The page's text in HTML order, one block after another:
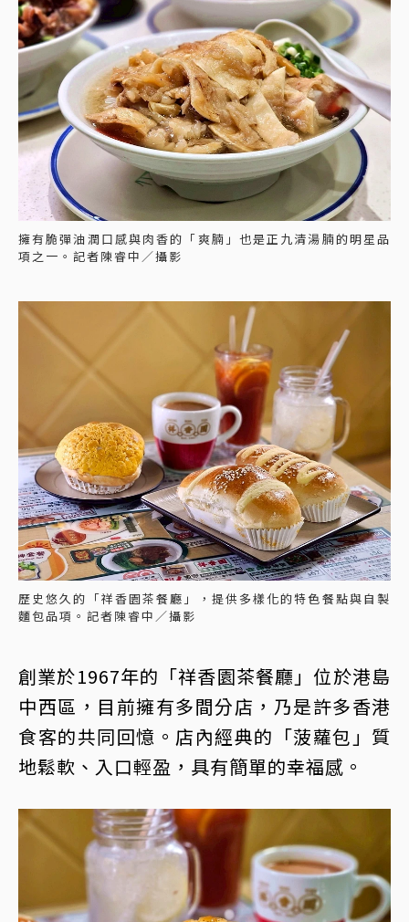
擁有脆彈油潤口感與肉香的「爽腩」也是正九清湯腩的明星品
項之一。記者陳睿中／攝影
歷史悠久的「祥香園茶餐廳」，提供多樣化的特色餐點與自製
麵包品項。記者陳睿中／攝影
創業於1967年的「祥香園茶餐廳」位於港島
中西區，目前擁有多間分店，乃是許多香港
食客的共同回憶。店內經典的「菠蘿包」質
地鬆軟、入口輕盈，具有簡單的幸福感。